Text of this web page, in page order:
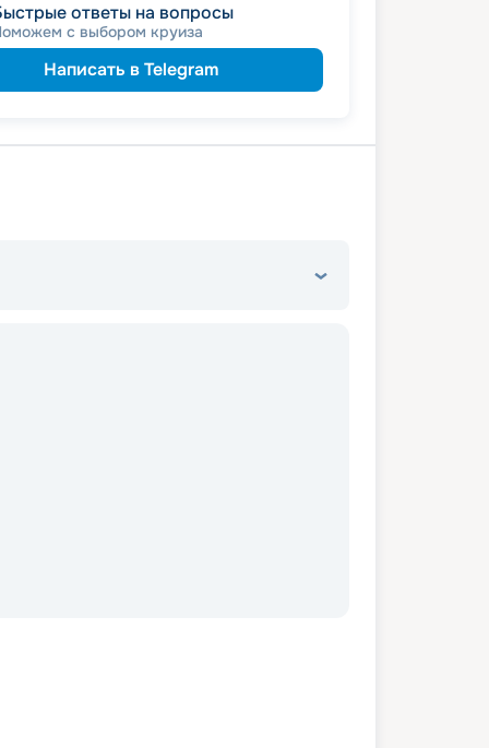
ответы на вопросы
с выбором круиза
Написать в Telegram